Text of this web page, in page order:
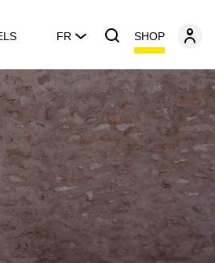
FR SHOP